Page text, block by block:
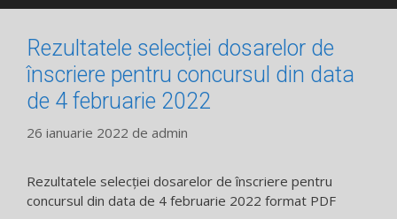
Rezultatele selecției dosarelor de
înscriere pentru concursul din data
de 4 februarie 2022
26 ianuarie 2022 de admin
Rezultatele selecției dosarelor de înscriere pentru
concursul din data de 4 februarie 2022 format PDF